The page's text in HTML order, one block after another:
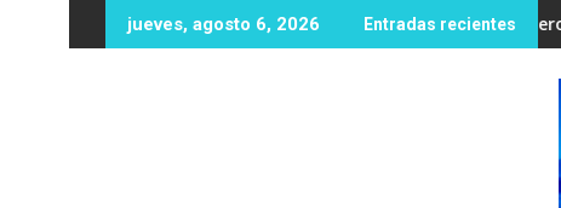
al
jueves, agosto 6, 2026 Entradas recientes
de dólares en recompensas por líderes del CJNG
Protección Civil y Bomberos Mocorito llevan el